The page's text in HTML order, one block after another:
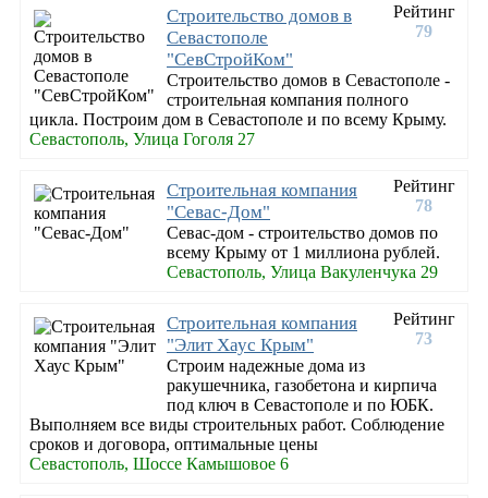
Рейтинг
79
Строительство домов в
Севастополе
"СевСтройКом"
Строительство домов в Севастополе -
строительная компания полного
цикла. Построим дом в Севастополе и по всему Крыму.
Севастополь, Улица Гоголя 27
Рейтинг
78
Строительная компания
"Севас-Дом"
Севас-дом - строительство домов по
всему Крыму от 1 миллиона рублей.
Севастополь, Улица Вакуленчука 29
Рейтинг
73
Строительная компания
"Элит Хаус Крым"
Строим надежные дома из
ракушечника, газобетона и кирпича
под ключ в Севастополе и по ЮБК.
Выполняем все виды строительных работ. Соблюдение
сроков и договора, оптимальные цены
Севастополь, Шоссе Камышовое 6